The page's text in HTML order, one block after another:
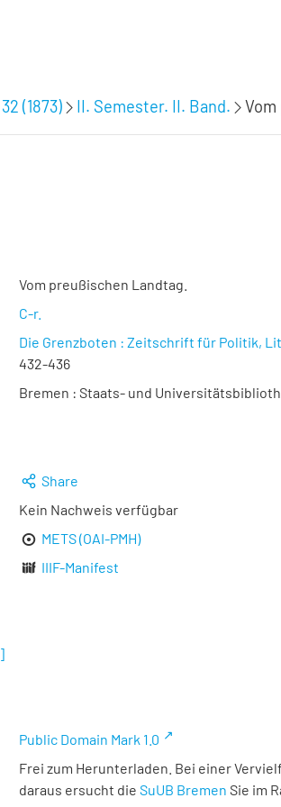
32 (1873) II. Semester. II. Band.
Vom preußischen Landtag.
C-r.
Die Grenzboten : Zeitschrift für Politik,
432-436
Bremen : Staats- und
Share
Kein Nachweis verfügbar
METS (OAI-PMH)
IIIF-Manifest
]
Public Domain Mark 1.0
Frei zum Herunterladen. Bei einer
daraus ersucht die SuUB Bremen Sie im